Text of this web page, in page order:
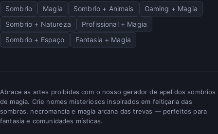
Sombrio Magia Sombrio + Animais
Gaming + Magia
Sombrio + Natureza
Profissional + Magia
Sombrio + Espaço
Fantasia + Magia
Abrace as artes proibidas com o nosso gerador de apelidos sombrios
de magia. Crie nomes misteriosos inspirados em feitiçaria das
sombras, necromancia e magia arcana das trevas — perfeitos para
fantasia e comunidades místicas.